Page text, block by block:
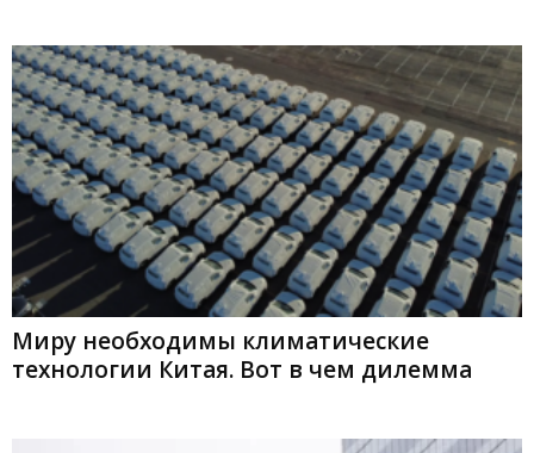
Миру необходимы климатические
технологии Китая. Вот в чем дилемма